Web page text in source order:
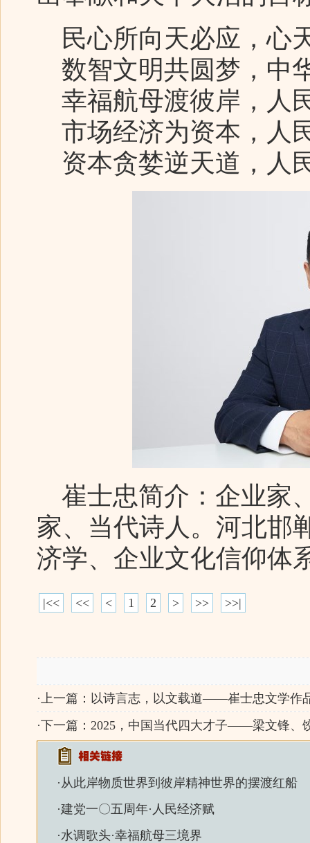
民心所向天必应，心
数智文明共圆梦，中
幸福航母渡彼岸，人
市场经济为资本，人
资本贪婪逆天道，人
崔士忠简介：企业家
家、当代诗人。河北邯
济学、企业文化信仰体
|<< << < 1 2 > >> >>|
·上一篇： 以诗言志，以文载道——崔士忠文学作
·下一篇： 2025，中国当代四大才子——梁文锋、
·从此岸物质世界到彼岸精神世界的摆渡红船
·建党一〇五周年·人民经济赋
·水调歌头·幸福航母三境界